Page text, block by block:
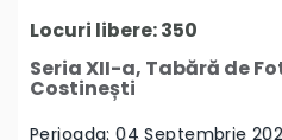
Locuri libere: 350
Seria XII-a, Tabără de
Costinești
Perioada: 04 Septembrie